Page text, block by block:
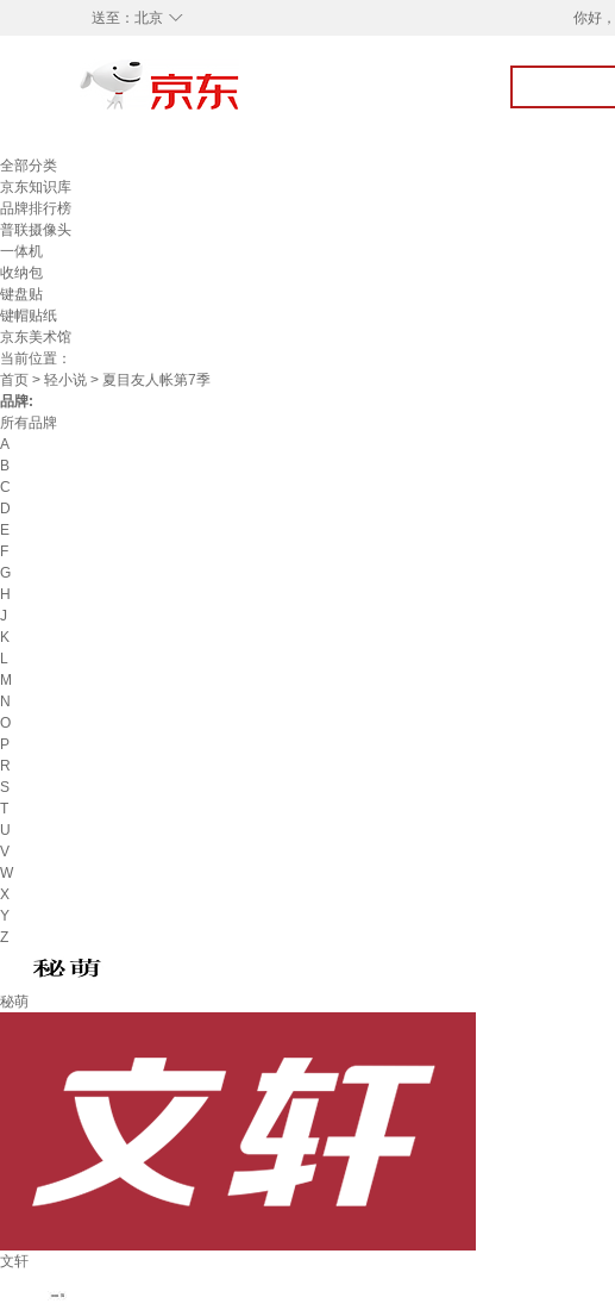
◇
送至： 北京 你好，
全部分类
京东知识库
品牌排行榜
普联摄像头
一体机
收纳包
键盘贴
键帽贴纸
京东美术馆
当前位置：
首页 > 轻小说 > 夏目友人帐第7季
品牌:
所有品牌
A
B
C
D
E
F
G
H
J
K
L
M
N
O
P
R
S
T
U
V
W
X
Y
Z
秘萌
文轩